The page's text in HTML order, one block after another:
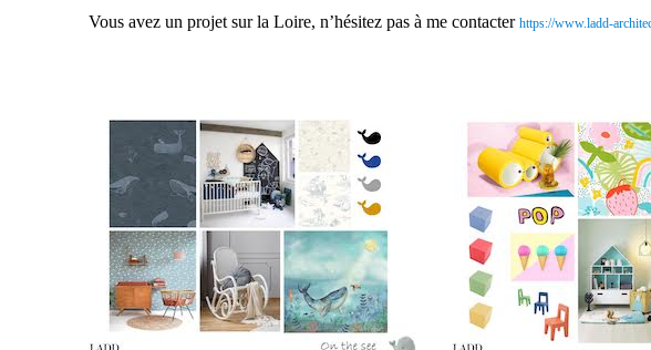
Vous avez un projet sur la Loire, n’hésitez pas à me contacterhttps://www.ladd-